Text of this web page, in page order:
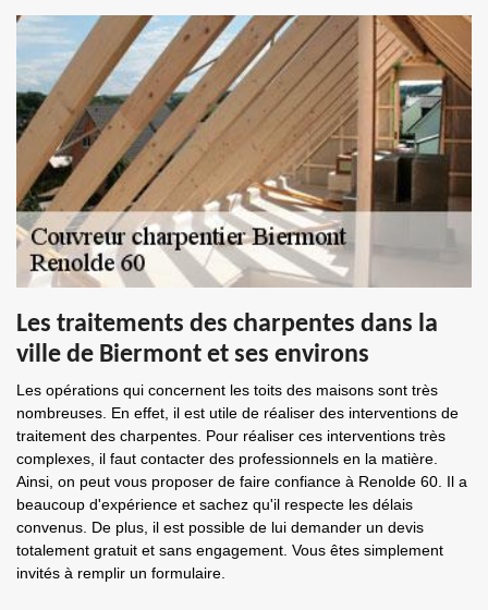
Les traitements des charpentes dans la
ville de Biermont et ses environs
Les opérations qui concernent les toits des maisons sont très
nombreuses. En effet, il est utile de réaliser des interventions de
traitement des charpentes. Pour réaliser ces interventions très
complexes, il faut contacter des professionnels en la matière.
Ainsi, on peut vous proposer de faire confiance à Renolde 60. Il a
beaucoup d'expérience et sachez qu'il respecte les délais
convenus. De plus, il est possible de lui demander un devis
totalement gratuit et sans engagement. Vous êtes simplement
invités à remplir un formulaire.